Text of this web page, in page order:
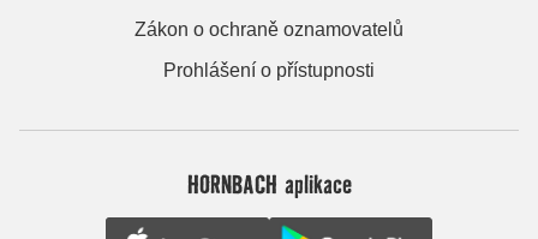
Zákon o ochraně oznamovatelů
Prohlášení o přístupnosti
HORNBACH aplikace